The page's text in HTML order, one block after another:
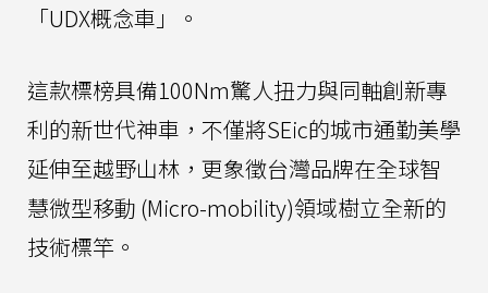
「UDX概念車」。
這款標榜具備100Nm驚人扭力與同軸創新專
利的新世代神車，不僅將SEic的城市通勤美學
延伸至越野山林，更象徵台灣品牌在全球智
慧微型移動 (Micro-mobility)領域樹立全新的
技術標竿。